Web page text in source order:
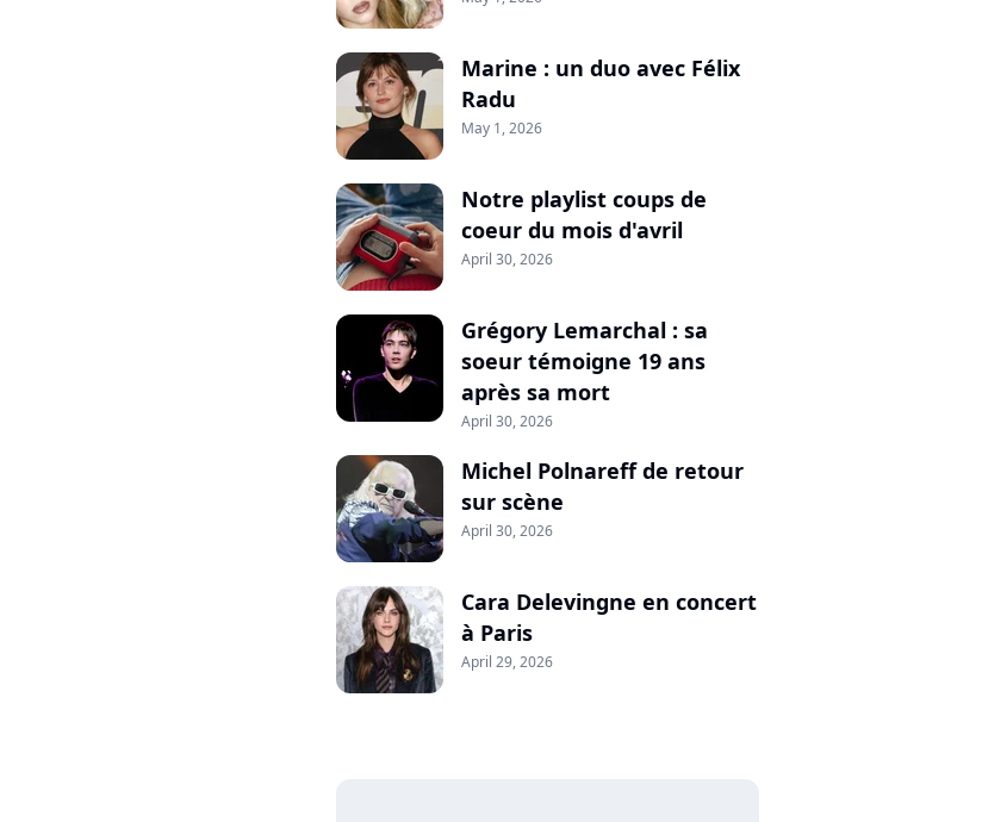
Marine : un duo avec Félix
Radu
May 1, 2026
Notre playlist coups de
coeur du mois d'avril
April 30, 2026
Grégory Lemarchal : sa
soeur témoigne 19 ans
après sa mort
April 30, 2026
Michel Polnareff de retour
sur scène
April 30, 2026
Cara Delevingne en concert
à Paris
April 29, 2026